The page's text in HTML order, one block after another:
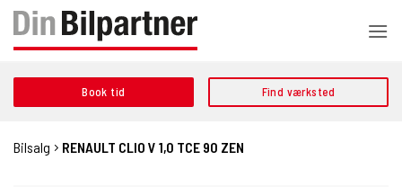
Fortsæt
indhold
Book tid Find værksted
Bilsalg RENAULT CLIO V 1,0 TCE 90 ZEN